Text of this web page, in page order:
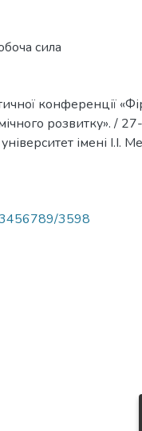
сила
конференції
розвитку». /
імені І.І.
3598